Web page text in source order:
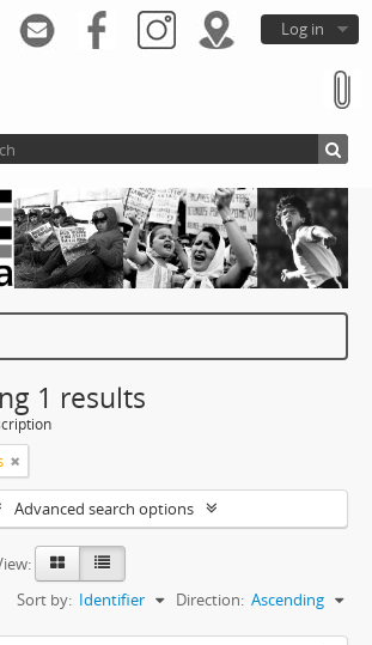
Log in
1 results
Advanced search options
Sort by: Identifier Direction: Ascending